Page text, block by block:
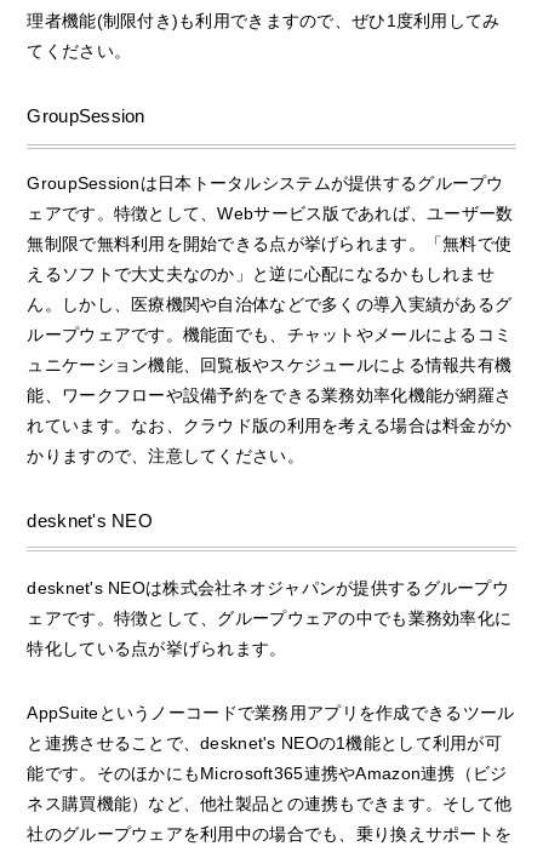
理者機能(制限付き)も利用できますので、ぜひ1度利用してみ
てください。
GroupSession
GroupSessionは日本トータルシステムが提供するグループウ
ェアです。特徴として、Webサービス版であれば、ユーザー数
無制限で無料利用を開始できる点が挙げられます。「無料で使
えるソフトで大丈夫なのか」と逆に心配になるかもしれませ
ん。しかし、医療機関や自治体などで多くの導入実績があるグ
ループウェアです。機能面でも、チャットやメールによるコミ
ュニケーション機能、回覧板やスケジュールによる情報共有機
能、ワークフローや設備予約をできる業務効率化機能が網羅さ
れています。なお、クラウド版の利用を考える場合は料金がか
かりますので、注意してください。
desknet's NEO
desknet's NEOは株式会社ネオジャパンが提供するグループウ
ェアです。特徴として、グループウェアの中でも業務効率化に
特化している点が挙げられます。
AppSuiteというノーコードで業務用アプリを作成できるツール
と連携させることで、desknet's NEOの1機能として利用が可
能です。そのほかにもMicrosoft365連携やAmazon連携（ビジ
ネス購買機能）など、他社製品との連携もできます。そして他
社のグループウェアを利用中の場合でも、乗り換えサポートを